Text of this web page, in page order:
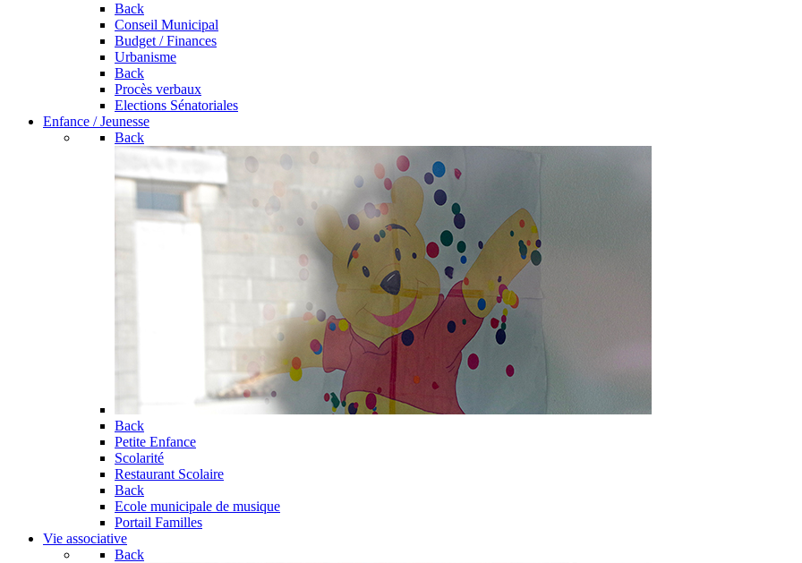
Back
Conseil Municipal
Budget / Finances
Urbanisme
Back
Procès verbaux
Elections Sénatoriales
Enfance / Jeunesse
Back
Back
Petite Enfance
Scolarité
Restaurant Scolaire
Back
Ecole municipale de musique
Portail Familles
Vie associative
Back